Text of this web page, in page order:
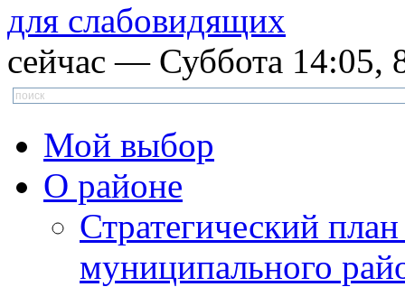
для слабовидящих
сейчас — Суббота 14:05,
Мой выбор
О районе
Стратегический
муниципального